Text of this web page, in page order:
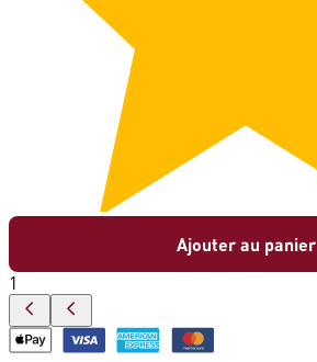
Ajouter au panier
1